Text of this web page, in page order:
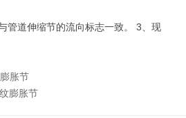
管道伸缩节的流向标志一致。 3、现
胀节
膨胀节